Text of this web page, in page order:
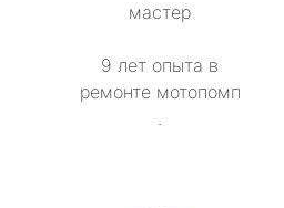
мастер
9 лет опыта в
ремонте мотопомп
.